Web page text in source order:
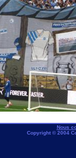
Nous
Copyright © 2004